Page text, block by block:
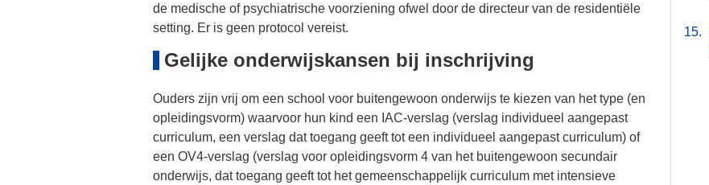
de medische of psychiatrische voorziening ofwel door de directeur van de residentiële
setting. Er is geen protocol vereist.
Gelijke onderwijskansen bij inschrijving
Ouders zijn vrij om een school voor buitengewoon onderwijs te kiezen van het type (en
opleidingsvorm) waarvoor hun kind een IAC-verslag (verslag individueel aangepast
curriculum, een verslag dat toegang geeft tot een individueel aangepast curriculum) of
een OV4-verslag (verslag voor opleidingsvorm 4 van het buitengewoon secundair
onderwijs, dat toegang geeft tot het gemeenschappelijk curriculum met intensieve
15.